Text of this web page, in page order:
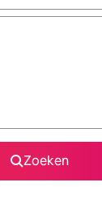
Zoeken